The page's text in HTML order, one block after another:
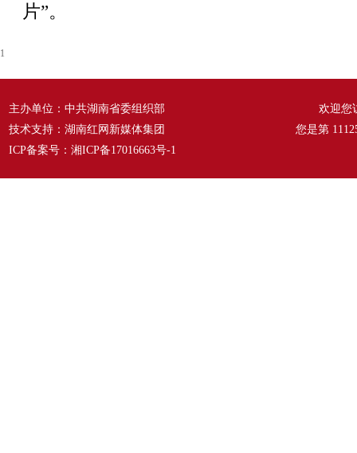
片”。
1
主办单位：中共湖南省委组织部
技术支持：湖南红网新媒体集团
ICP备案号： 湘ICP备17016663号-1
欢迎您
您是第